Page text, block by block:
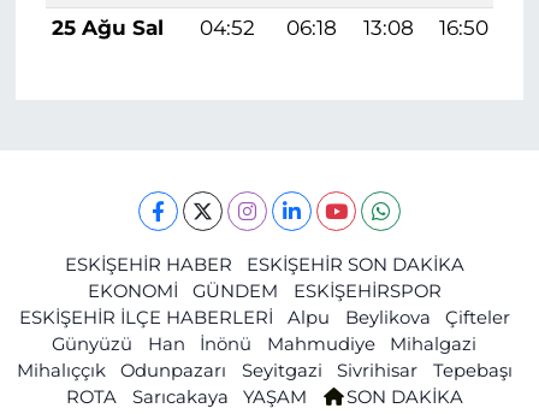
25 Ağu Sal
04:52 06:18 13:08 16:50
ESKİŞEHİR HABER
ESKİŞEHİR SON DAKİKA
EKONOMİ
GÜNDEM
ESKİŞEHİRSPOR
ESKİŞEHİR İLÇE HABERLERİ
Alpu Beylikova
Çifteler
Günyüzü
Han İnönü Mahmudiye
Mihalgazi
Mihalıççık
Odunpazarı Seyitgazi Sivrihisar
Tepebaşı
ROTA
Sarıcakaya YAŞAM
SON DAKİKA